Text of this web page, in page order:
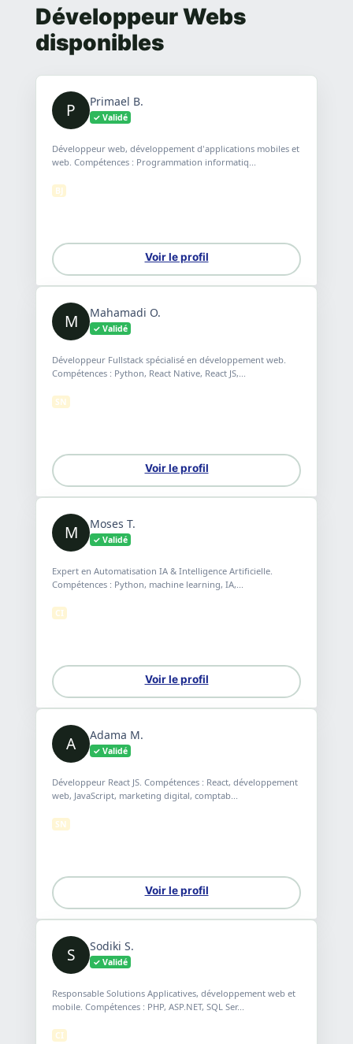
Développeur Webs
disponibles
P Primael B.
✓ Validé
Développeur web, développement d'applications mobiles et
web. Compétences : Programmation informatiq...
BJ
Voir le profil
M Mahamadi O.
✓ Validé
Développeur Fullstack spécialisé en développement web.
Compétences : Python, React Native, React JS,...
SN
Voir le profil
M Moses T.
✓ Validé
Expert en Automatisation IA & Intelligence Artificielle.
Compétences : Python, machine learning, IA,...
CI
Voir le profil
A Adama M.
✓ Validé
Développeur React JS. Compétences : React, développement
web, JavaScript, marketing digital, comptab...
SN
Voir le profil
S Sodiki S.
✓ Validé
Responsable Solutions Applicatives, développement web et
mobile. Compétences : PHP, ASP.NET, SQL Ser...
CI